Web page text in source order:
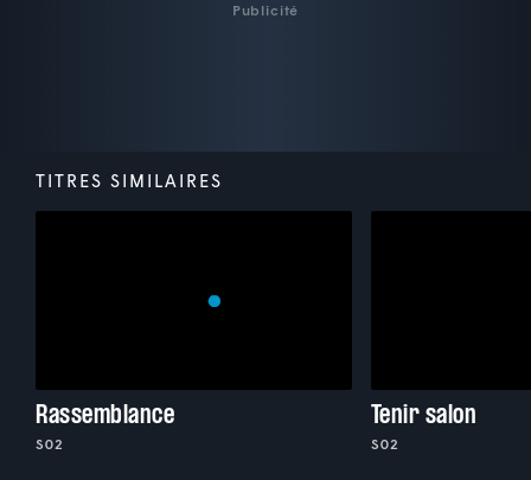
Publicité
TITRES SIMILAIRES
Rassemblance
S02
Tenir salon
S02